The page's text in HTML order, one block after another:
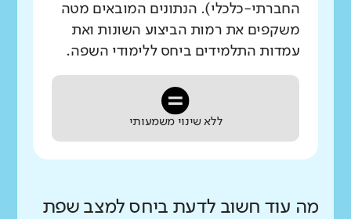
החברתי-כלכלי). הנתונים המובאים מטה
משקפים את רמות הביצוע השונות ואת
עמדות התלמידים ביחס ללימודי השפה.
ללא שינוי משמעותי
מה עוד חשוב לדעת ביחס למצב שפת